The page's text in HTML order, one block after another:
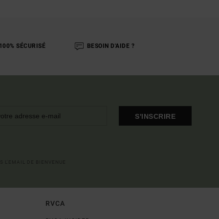
SÉCURISÉ BESOIN D'AIDE ?
S'INSCRIRE
RVCA